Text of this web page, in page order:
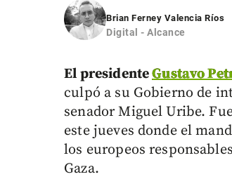
Brian Ferney Valencia Ríos
Digital - Alcance
El presidenteGustavo
culpó a su Gobierno de
senador Miguel Uribe.
este jueves donde el
los europeos
Gaza.